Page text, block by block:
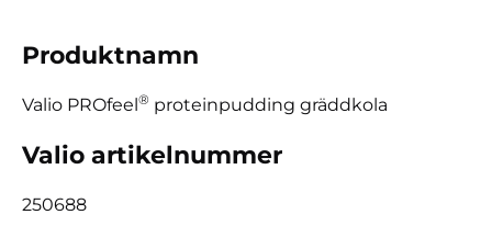
Produktnamn
Valio PROfeel® proteinpudding gräddkola
Valio artikelnummer
250688